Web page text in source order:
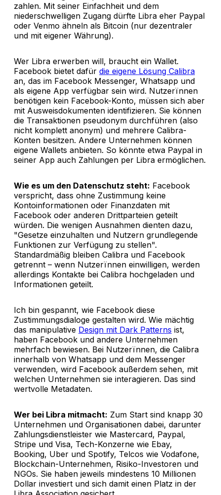
zahlen. Mit seiner Einfachheit und dem
niederschwelligen Zugang dürfte Libra eher Paypal
oder Venmo ähneln als Bitcoin (nur dezentraler
und mit eigener Währung).
Wer Libra erwerben will, braucht ein Wallet.
Facebook bietet dafür die eigene Lösung Calibra
an, das im Facebook Messenger, Whatsapp und
als eigene App verfügbar sein wird. Nutzerïnnen
benötigen kein Facebook-Konto, müssen sich aber
mit Ausweisdokumenten identifizieren. Sie können
die Transaktionen pseudonym durchführen (also
nicht komplett anonym) und mehrere Calibra-
Konten besitzen. Andere Unternehmen können
eigene Wallets anbieten. So könnte etwa Paypal in
seiner App auch Zahlungen per Libra ermöglichen.
Wie es um den Datenschutz steht: Facebook
verspricht, dass ohne Zustimmung keine
Kontoinformationen oder Finanzdaten mit
Facebook oder anderen Drittparteien geteilt
würden. Die wenigen Ausnahmen dienten dazu,
"Gesetze einzuhalten und Nutzern grundlegende
Funktionen zur Verfügung zu stellen".
Standardmäßig bleiben Calibra und Facebook
getrennt – wenn Nutzerïnnen einwilligen, werden
allerdings Kontakte bei Calibra hochgeladen und
Informationen geteilt.
Ich bin gespannt, wie Facebook diese
Zustimmungsdialoge gestalten wird. Wie mächtig
das manipulative Design mit Dark Patterns ist,
haben Facebook und andere Unternehmen
mehrfach bewiesen. Bei Nutzerïnnen, die Calibra
innerhalb von Whatsapp und dem Messenger
verwenden, wird Facebook außerdem sehen, mit
welchen Unternehmen sie interagieren. Das sind
wertvolle Metadaten.
Wer bei Libra mitmacht: Zum Start sind knapp 30
Unternehmen und Organisationen dabei, darunter
Zahlungsdienstleister wie Mastercard, Paypal,
Stripe und Visa, Tech-Konzerne wie Ebay,
Booking, Uber und Spotify, Telcos wie Vodafone,
Blockchain-Unternehmen, Risiko-Investoren und
NGOs. Sie haben jeweils mindestens 10 Millionen
Dollar investiert und sich damit einen Platz in der